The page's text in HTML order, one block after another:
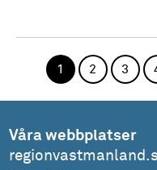
1 2 3
Våra webbplatser